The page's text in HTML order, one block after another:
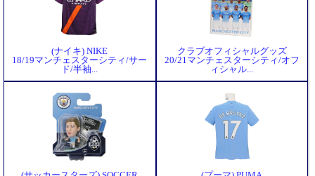
(ナイキ) NIKE
18/19マンチェスターシティ/サー
ド/半袖...
クラブオフィシャルグッズ
20/21マンチェスターシティ/オフ
ィシャル...